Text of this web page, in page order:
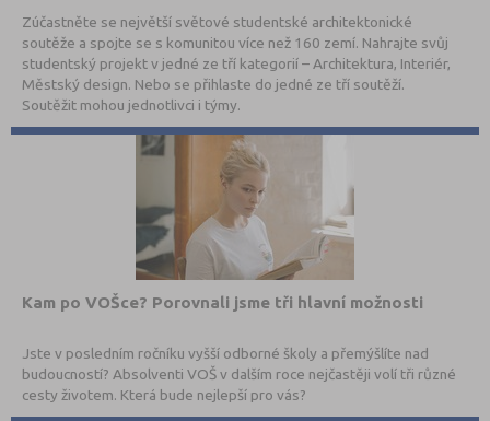
Zúčastněte se největší světové studentské architektonické
soutěže a spojte se s komunitou více než 160 zemí. Nahrajte svůj
studentský projekt v jedné ze tří kategorií – Architektura, Interiér,
Městský design. Nebo se přihlaste do jedné ze tří soutěží.
Soutěžit mohou jednotlivci i týmy.
Kam po VOŠce? Porovnali jsme tři hlavní možnosti
Jste v posledním ročníku vyšší odborné školy a přemýšlíte nad
budoucností? Absolventi VOŠ v dalším roce nejčastěji volí tři různé
cesty životem. Která bude nejlepší pro vás?